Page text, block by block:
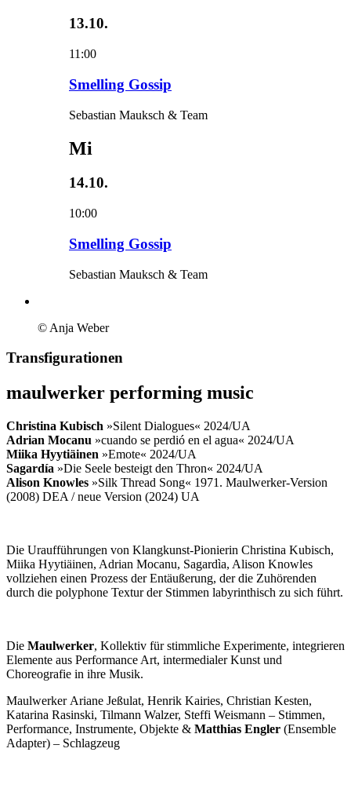
13.10.
11:00
Smelling Gossip
Sebastian Mauksch & Team
Mi
14.10.
10:00
Smelling Gossip
Sebastian Mauksch & Team
© Anja Weber
Transfigurationen
maulwerker performing music
Christina Kubisch »Silent Dialogues« 2024/UA
Adrian Mocanu »cuando se perdió en el agua« 2024/UA
Miika Hyytiäinen »Emote« 2024/UA
Sagardía »Die Seele besteigt den Thron« 2024/UA
Alison Knowles »Silk Thread Song« 1971. Maulwerker-Version
(2008) DEA / neue Version (2024) UA
Die Uraufführungen von Klangkunst-Pionierin Christina Kubisch,
Miika Hyytiäinen, Adrian Mocanu, Sagardìa, Alison Knowles
vollziehen einen Prozess der Entäußerung, der die Zuhörenden
durch die polyphone Textur der Stimmen labyrinthisch zu sich führt.
Die Maulwerker, Kollektiv für stimmliche Experimente, integrieren
Elemente aus Performance Art, intermedialer Kunst und
Choreografie in ihre Musik.
MaulwerkerAriane Jeßulat, Henrik Kairies, Christian Kesten,
Katarina Rasinski, Tilmann Walzer, Steffi Weismann – Stimmen,
Performance, Instrumente, Objekte & Matthias Engler (Ensemble
Adapter) – Schlagzeug